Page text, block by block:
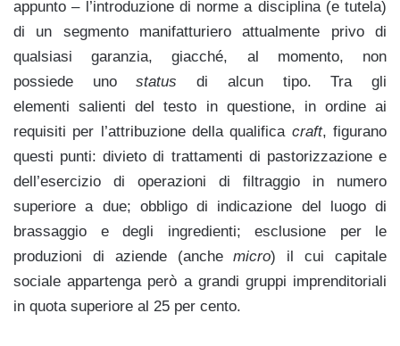
appunto – l’introduzione di norme a disciplina (e tutela)
di un segmento manifatturiero attualmente privo di
qualsiasi garanzia, giacché, al momento, non
possiede unostatus di alcun tipo. Tra gli
elementi salienti del testo in questione, in ordine ai
requisiti per l’attribuzione della qualifica craft, figurano
questi punti: divieto di trattamenti di pastorizzazione e
dell’esercizio di operazioni di filtraggio in numero
superiore a due; obbligo di indicazione del luogo di
brassaggio e degli ingredienti; esclusione per le
produzioni di aziende (anchemicro) il cui capitale
sociale appartenga però a grandi gruppi imprenditoriali
in quota superiore al 25 per cento.